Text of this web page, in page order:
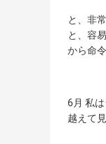
と、非
と、容
から命
6月 私
越えて見